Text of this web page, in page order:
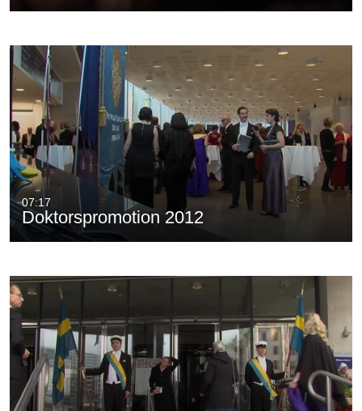
07:17
Doktorspromotion 2012